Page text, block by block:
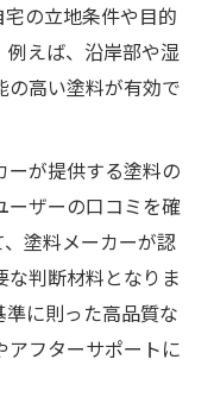
品質
メーカー特性と
ペイントの違い
性と機能性の比
敗しない基準
かる品質差
の立地条件や目的
例えば、沿岸部や湿
高い塗料が有効で
ーが提供する塗料の
ーザーの口コミを確
塗料メーカーが認
判断材料となりま
に則った高品質な
フターサポートに